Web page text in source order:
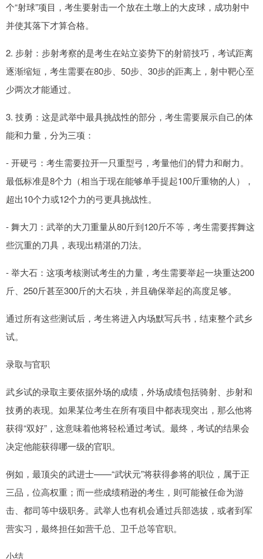
个“射球”项目，考生要射击一个放在土墩上的大皮球，成功射中
并使其落下才算合格。
2. 步射：步射考察的是考生在站立姿势下的射箭技巧，考试距离
逐渐缩短，考生需要在80步、50步、30步的距离上，射中靶心至
少两次才能通过。
3. 技勇：这是武举中最具挑战性的部分，考生需要展示自己的体
能和力量，分为三项：
- 开硬弓：考生需要拉开一只重型弓，考量他们的臂力和耐力。
最低标准是8个力（相当于现在能够单手提起100斤重物的人），
超出10个力或12个力的弓更具挑战性。
- 舞大刀：武举的大刀重量从80斤到120斤不等，考生需要挥舞这
些沉重的刀具，表现出精湛的刀法。
- 举大石：这项考核测试考生的力量，考生需要举起一块重达200
斤、250斤甚至300斤的大石块，并且确保举起的高度足够。
通过所有这些测试后，考生将进入内场默写兵书，结束整个武乡
试。
录取与官职
武乡试的录取主要依据外场的成绩，外场成绩包括骑射、步射和
技勇的表现。如果某位考生在所有项目中都表现突出，那么他将
获得“双好”，这意味着他将轻松通过考试。最终，考试的结果会
决定他能获得哪一级的官职。
例如，最顶尖的武进士——“武状元”将获得参将的职位，属于正
三品，位高权重；而一些成绩稍逊的考生，则可能被任命为游
击、都司等中级职务。武举人也有机会通过兵部选拔，或者到军
营实习，最终担任如营千总、卫千总等官职。
小结